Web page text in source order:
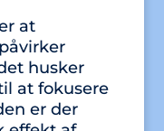
at
husker
at fokusere
er der